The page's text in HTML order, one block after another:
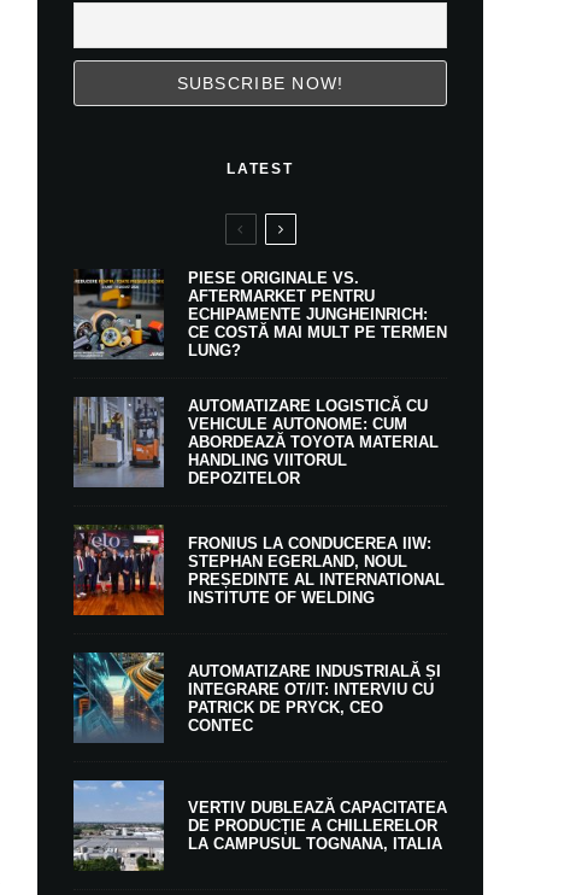
LATEST
PIESE ORIGINALE VS.
AFTERMARKET PENTRU
ECHIPAMENTE JUNGHEINRICH:
CE COSTĂ MAI MULT PE TERMEN
LUNG?
AUTOMATIZARE LOGISTICĂ CU
VEHICULE AUTONOME: CUM
ABORDEAZĂ TOYOTA MATERIAL
HANDLING VIITORUL
DEPOZITELOR
FRONIUS LA CONDUCEREA IIW:
STEPHAN EGERLAND, NOUL
PREȘEDINTE AL INTERNATIONAL
INSTITUTE OF WELDING
AUTOMATIZARE INDUSTRIALĂ ȘI
INTEGRARE OT/IT: INTERVIU CU
PATRICK DE PRYCK, CEO
CONTEC
VERTIV DUBLEAZĂ CAPACITATEA
DE PRODUCȚIE A CHILLERELOR
LA CAMPUSUL TOGNANA, ITALIA